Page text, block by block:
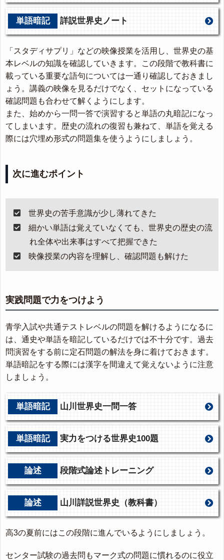
単語暗記 詳説世界史ノート
「スタディサプリ」などの映像授業を活用し、世界史の基
本レベルの知識を確認していきます。この段階で教科書に
載っている重要な語句については一通り確認しておきまし
ょう。講義の映像を見るだけでなく、セットになっている
確認問題も合わせて解くようにします。
また、始めから一問一答で演習すると単語の丸暗記になっ
てしまいます。歴史の流れの復習も兼ねて、単語を覚える
際には穴埋め形式の問題集を使うようにしましょう。
次に進むポイント
世界史の苦手意識が少し薄れてきた
細かい単語は覚えていなくても、世界史の歴史の流
れ全体や出来事はすべて把握できた
映像授業の内容を理解し、確認問題も解けた
実践問題で力をつけよう
青学入試や共通テストレベルの問題を解けるようになるに
は、通史や単語を暗記しているだけでは不十分です。過去
問演習をする前に定石問題の解法を身に着けておきます。
単語暗記をする際には漢字を間違えて覚えないように注意
しましょう。
単語暗記 山川世界史一問一答
単語暗記 実力をつける世界史100題
論述 段階式論述トレーニング
論述 山川詳説世界史（教科書）
高3の夏前にはこの段階に進んでいるようにしましょう。
センター試験の過去問もマーク式の問題に慣れるのに役立